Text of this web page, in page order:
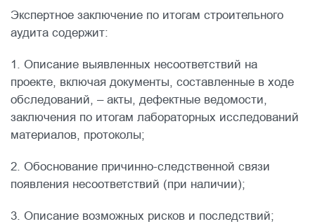
Экспертное заключение по итогам строительного
аудита содержит:
1. Описание выявленных несоответствий на
проекте, включая документы, составленные в ходе
обследований, – акты, дефектные ведомости,
заключения по итогам лабораторных исследований
материалов, протоколы;
2. Обоснование причинно-следственной связи
появления несоответствий (при наличии);
3. Описание возможных рисков и последствий;